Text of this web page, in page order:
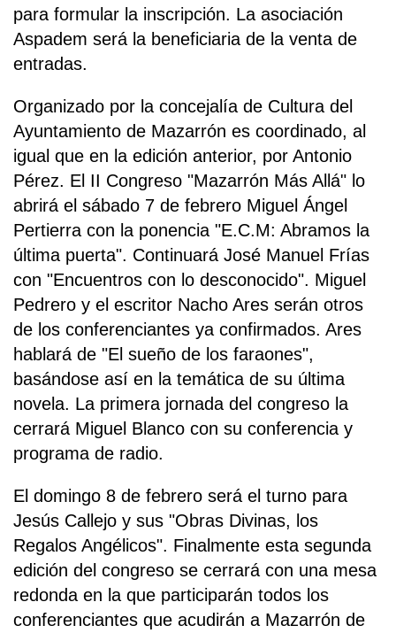
para formular la inscripción. La asociación
Aspadem será la beneficiaria de la venta de
entradas.
Organizado por la concejalía de Cultura del
Ayuntamiento de Mazarrón es coordinado, al
igual que en la edición anterior, por Antonio
Pérez. El II Congreso "Mazarrón Más Allá" lo
abrirá el sábado 7 de febrero Miguel Ángel
Pertierra con la ponencia "E.C.M: Abramos la
última puerta". Continuará José Manuel Frías
con "Encuentros con lo desconocido". Miguel
Pedrero y el escritor Nacho Ares serán otros
de los conferenciantes ya confirmados. Ares
hablará de "El sueño de los faraones",
basándose así en la temática de su última
novela. La primera jornada del congreso la
cerrará Miguel Blanco con su conferencia y
programa de radio.
El domingo 8 de febrero será el turno para
Jesús Callejo y sus "Obras Divinas, los
Regalos Angélicos". Finalmente esta segunda
edición del congreso se cerrará con una mesa
redonda en la que participarán todos los
conferenciantes que acudirán a Mazarrón de